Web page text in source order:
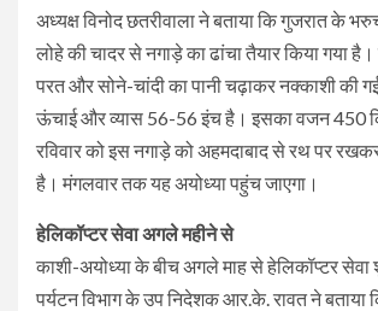
अध्‍यक्ष विनोद छतरीवाला ने बताया कि गुजरात के
लोहे की चादर से नगाड़े का ढांचा तैयार किया गया
परत और सोने-चांदी का पानी चढ़ाकर नक्‍काशी की
ऊंचाई और व्‍यास 56-56 इंच है। इसका वजन 450
रविवार को इस नगाड़े को अहमदाबाद से रथ पर
है। मंगलवार तक यह अयोध्‍या पहुंच जाएगा।
हेलिकॉप्‍टर सेवा अगले महीने से
काशी-अयोध्‍या के बीच अगले माह से हेलिकॉप्‍टर सेवा
पर्यटन विभाग के उप निदेशक आर.के. रावत ने बताया